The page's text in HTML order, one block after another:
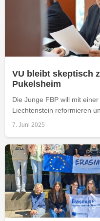
VU bleibt skeptisch
Pukelsheim
Die Junge FBP will mit
Liechtenstein reformieren
7. Juni 2025